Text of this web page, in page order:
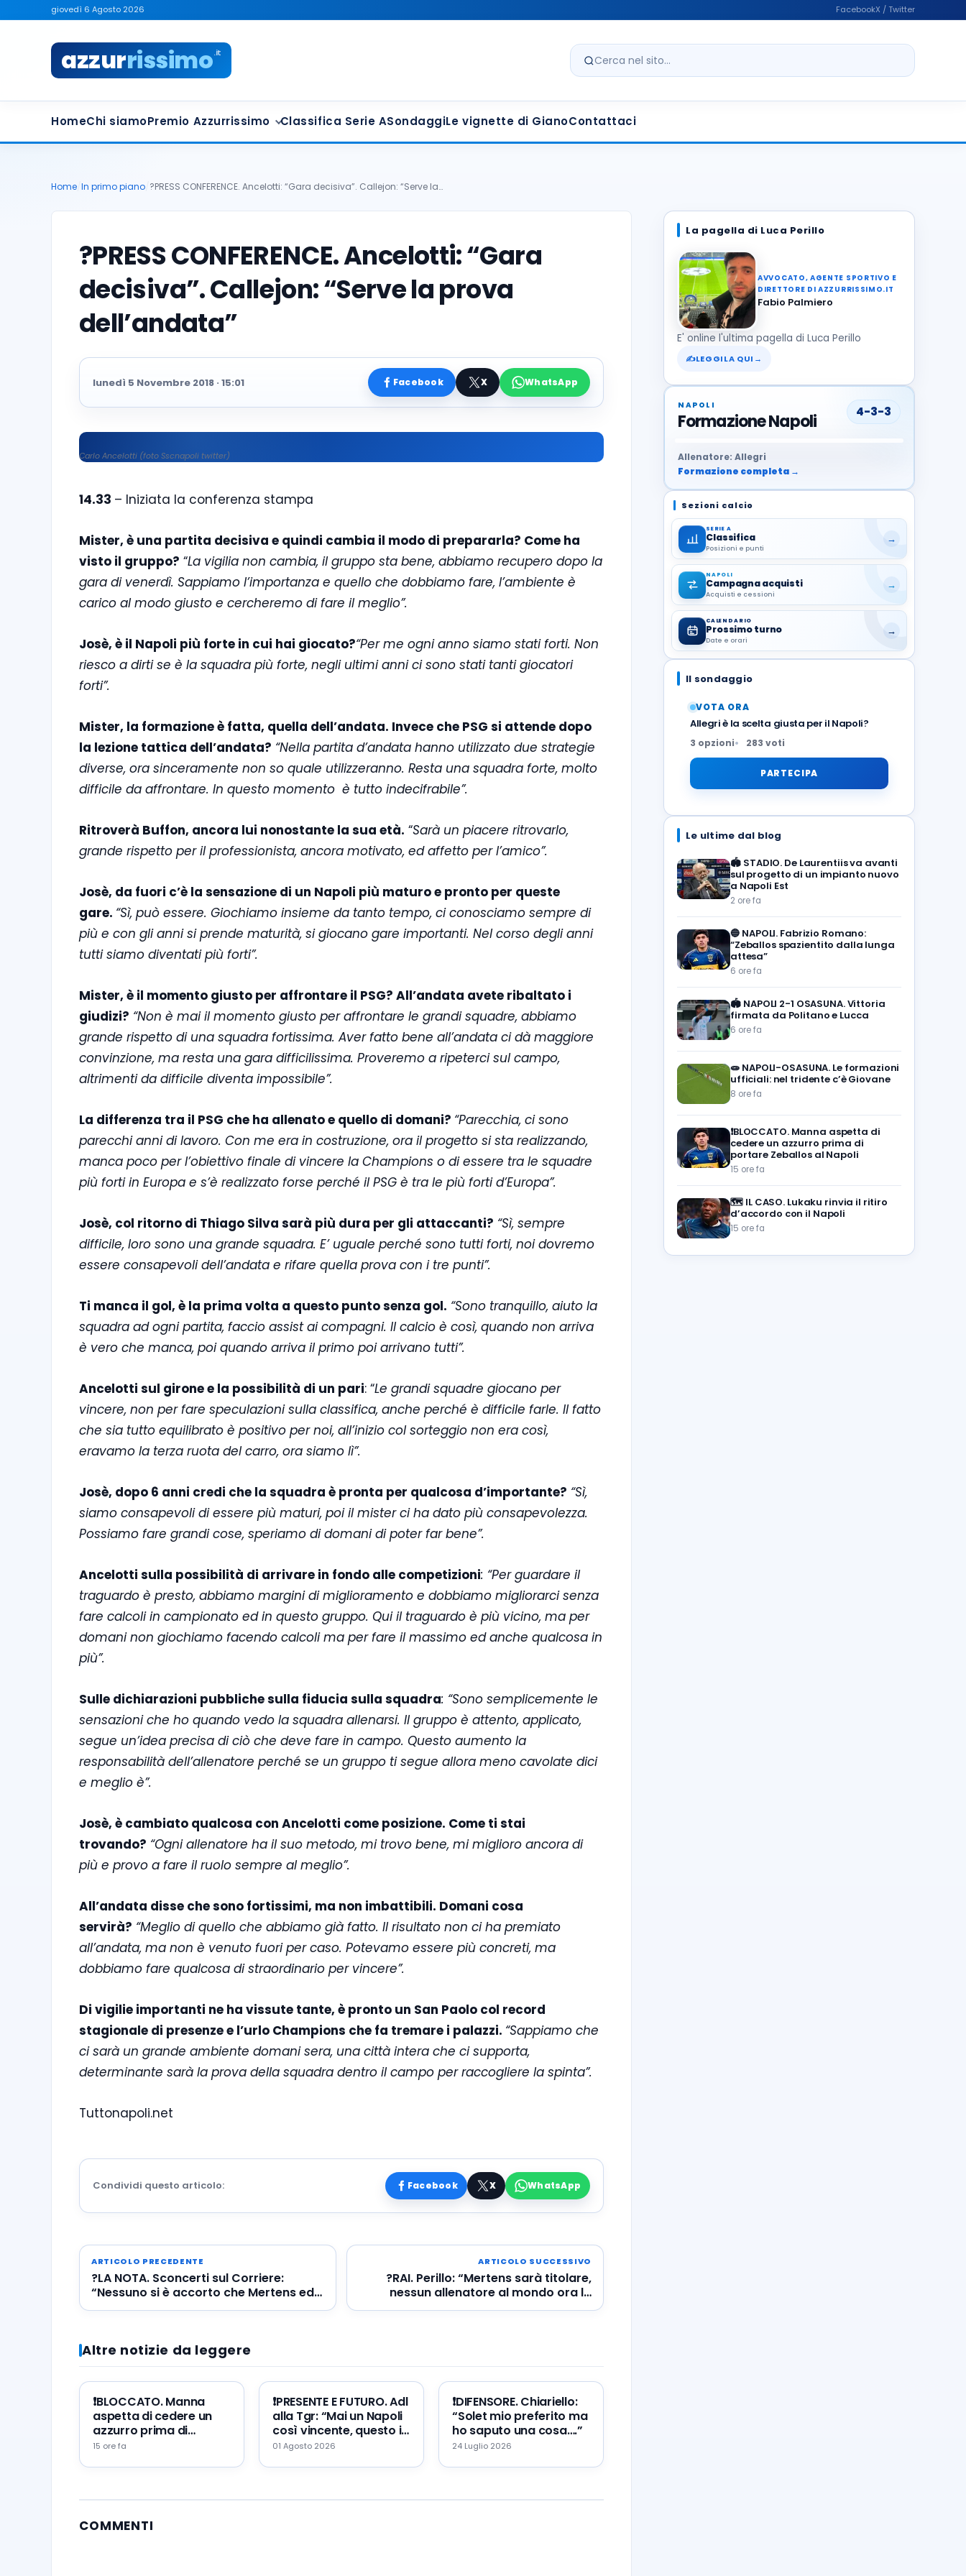
giovedì 6 Agosto 2026 FacebookX / Twitter
azzurrissimo.it
Cerca nel sito
HomeChi siamoPremio Azzurrissimo Classifica Serie ASondaggiLe vignette di GianoContattaci
Home In primo piano ?PRESS CONFERENCE. Ancelotti: “Gara decisiva”. Callejon: “Serve la…
?PRESS CONFERENCE. Ancelotti: “Gara
decisiva”. Callejon: “Serve la prova
dell’andata”
lunedì 5 Novembre 2018 · 15:01 Facebook X WhatsApp
Carlo Ancelotti (foto Sscnapoli twitter)
14.33 – Iniziata la conferenza stampa
Mister, è una partita decisiva e quindi cambia il modo di prepararla? Come ha
visto il gruppo? “La vigilia non cambia, il gruppo sta bene, abbiamo recupero dopo la
gara di venerdì. Sappiamo l’importanza e quello che dobbiamo fare, l’ambiente è
carico al modo giusto e cercheremo di fare il meglio”.
Josè, è il Napoli più forte in cui hai giocato?“Per me ogni anno siamo stati forti. Non
riesco a dirti se è la squadra più forte, negli ultimi anni ci sono stati tanti giocatori
forti”.
Mister, la formazione è fatta, quella dell’andata. Invece che PSG si attende dopo
la lezione tattica dell’andata? “Nella partita d’andata hanno utilizzato due strategie
diverse, ora sinceramente non so quale utilizzeranno. Resta una squadra forte, molto
difficile da affrontare. In questo momento è tutto indecifrabile”.
Ritroverà Buffon, ancora lui nonostante la sua età. “Sarà un piacere ritrovarlo,
grande rispetto per il professionista, ancora motivato, ed affetto per l’amico”.
Josè, da fuori c’è la sensazione di un Napoli più maturo e pronto per queste
gare. “Sì, può essere. Giochiamo insieme da tanto tempo, ci conosciamo sempre di
più e con gli anni si prende maturità, si giocano gare importanti. Nel corso degli anni
tutti siamo diventati più forti”.
Mister, è il momento giusto per affrontare il PSG? All’andata avete ribaltato i
giudizi? “Non è mai il momento giusto per affrontare le grandi squadre, abbiamo
grande rispetto di una squadra fortissima. Aver fatto bene all’andata ci dà maggiore
convinzione, ma resta una gara difficilissima. Proveremo a ripeterci sul campo,
altrimenti da difficile diventa impossibile”.
La differenza tra il PSG che ha allenato e quello di domani? “Parecchia, ci sono
parecchi anni di lavoro. Con me era in costruzione, ora il progetto si sta realizzando,
manca poco per l’obiettivo finale di vincere la Champions o di essere tra le squadre
più forti in Europa e s’è realizzato forse perché il PSG è tra le più forti d’Europa”.
Josè, col ritorno di Thiago Silva sarà più dura per gli attaccanti? “Sì, sempre
difficile, loro sono una grande squadra. E’ uguale perché sono tutti forti, noi dovremo
essere consapevoli dell’andata e rifare quella prova con i tre punti”.
Ti manca il gol, è la prima volta a questo punto senza gol. “Sono tranquillo, aiuto la
squadra ad ogni partita, faccio assist ai compagni. Il calcio è così, quando non arriva
è vero che manca, poi quando arriva il primo poi arrivano tutti”.
Ancelotti sul girone e la possibilità di un pari: “Le grandi squadre giocano per
vincere, non per fare speculazioni sulla classifica, anche perché è difficile farle. Il fatto
che sia tutto equilibrato è positivo per noi, all’inizio col sorteggio non era così,
eravamo la terza ruota del carro, ora siamo lì”.
Josè, dopo 6 anni credi che la squadra è pronta per qualcosa d’importante? “Sì,
siamo consapevoli di essere più maturi, poi il mister ci ha dato più consapevolezza.
Possiamo fare grandi cose, speriamo di domani di poter far bene”.
Ancelotti sulla possibilità di arrivare in fondo alle competizioni: “Per guardare il
traguardo è presto, abbiamo margini di miglioramento e dobbiamo migliorarci senza
fare calcoli in campionato ed in questo gruppo. Qui il traguardo è più vicino, ma per
domani non giochiamo facendo calcoli ma per fare il massimo ed anche qualcosa in
più”.
Sulle dichiarazioni pubbliche sulla fiducia sulla squadra: “Sono semplicemente le
sensazioni che ho quando vedo la squadra allenarsi. Il gruppo è attento, applicato,
segue un’idea precisa di ciò che deve fare in campo. Questo aumento la
responsabilità dell’allenatore perché se un gruppo ti segue allora meno cavolate dici
e meglio è”.
Josè, è cambiato qualcosa con Ancelotti come posizione. Come ti stai
trovando? “Ogni allenatore ha il suo metodo, mi trovo bene, mi miglioro ancora di
più e provo a fare il ruolo sempre al meglio”.
All’andata disse che sono fortissimi, ma non imbattibili. Domani cosa
servirà? “Meglio di quello che abbiamo già fatto. Il risultato non ci ha premiato
all’andata, ma non è venuto fuori per caso. Potevamo essere più concreti, ma
dobbiamo fare qualcosa di straordinario per vincere”.
Di vigilie importanti ne ha vissute tante, è pronto un San Paolo col record
stagionale di presenze e l’urlo Champions che fa tremare i palazzi. “Sappiamo che
ci sarà un grande ambiente domani sera, una città intera che ci supporta,
determinante sarà la prova della squadra dentro il campo per raccogliere la spinta”.
Tuttonapoli.net
Condividi questo articolo: Facebook X WhatsApp
ARTICOLO PRECEDENTE
?LA NOTA. Sconcerti sul Corriere:
“Nessuno si è accorto che Mertens ed
Insigne hanno segnato come CR7”
ARTICOLO SUCCESSIVO
?RAI. Perillo: “Mertens sarà titolare,
nessun allenatore al mondo ora lo
lascerebbe fuori”
Altre notizie da leggere
❗️BLOCCATO. Manna
aspetta di cedere un
azzurro prima di
portare Zeballos al
15 ore fa
❗️PRESENTE E FUTURO. Adl
alla Tgr: “Mai un Napoli
così vincente, questo il
mio errore ed il mio
01 Agosto 2026
❗️DIFENSORE. Chiariello:
“Solet mio preferito ma
ho saputo una cosa….”
24 Luglio 2026
COMMENTI
La pagella di Luca Perillo
AVVOCATO, AGENTE SPORTIVO E
DIRETTORE DI AZZURRISSIMO.IT
Fabio Palmiero
E' online l'ultima pagella di Luca Perillo
✍LEGGILA QUI →
NAPOLI
Formazione Napoli 4-3-3
Allenatore: Allegri
Formazione completa →
Sezioni calcio
SERIE A
Classifica
Posizioni e punti
→
NAPOLI
Campagna acquisti
Acquisti e cessioni
→
CALENDARIO
Prossimo turno
Date e orari
→
Il sondaggio
VOTA ORA
Allegri è la scelta giusta per il Napoli?
3 opzioni 283 voti
PARTECIPA
Le ultime dal blog
🏟️ STADIO. De Laurentiis va avanti
sul progetto di un impianto nuovo
a Napoli Est
2 ore fa
🔵 NAPOLI. Fabrizio Romano:
“Zeballos spazientito dalla lunga
attesa”
6 ore fa
🏟️ NAPOLI 2-1 OSASUNA. Vittoria
firmata da Politano e Lucca
6 ore fa
🧫 NAPOLI-OSASUNA. Le formazioni
ufficiali: nel tridente c’è Giovane
8 ore fa
❗️BLOCCATO. Manna aspetta di
cedere un azzurro prima di
portare Zeballos al Napoli
15 ore fa
🗺️ IL CASO. Lukaku rinvia il ritiro
d’accordo con il Napoli
15 ore fa